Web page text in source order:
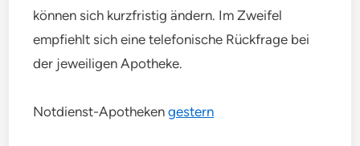
können sich kurzfristig ändern. Im Zweifel
empfiehlt sich eine telefonische Rückfrage bei
der jeweiligen Apotheke.
Notdienst-Apothekengestern